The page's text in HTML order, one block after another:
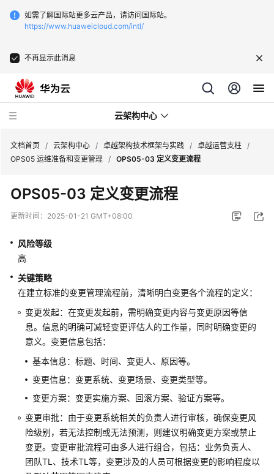
如需了解国际站更多云产品，请访问国际站。
https://www.huaweicloud.com/intl/
不再显示此消息
云架构中心
越
架
技
术
框
架
与
践
卓
越
架
技
术
框
架
介
文档首页 / 云架构中心 / 卓越架构技术框架与实践 / 卓越运营支柱 /
OPS05 运维准备和变更管理 / OPS05-03 定义变更流程
OPS05-03 定义变更流程
更新时间： 2025-01-21 GMT+08:00
风险等级
高
关键策略
在建立标准的变更管理流程前，清晰明白变更各个流程的定义：
变更发起：在变更发起前，需明确变更内容与变更原因等信
息。信息的明确可减轻变更评估人的工作量，同时明确变更的
意义。变更信息包括：
基本信息：标题、时间、变更人、原因等。
变更信息：变更系统、变更场景、变更类型等。
变更方案：变更实施方案、回滚方案、验证方案等。
变更审批：由于变更系统相关的负责人进行审核，确保变更风
险级别，若无法控制或无法预测，则建议明确变更方案或禁止
变更。变更审批流程可由多人进行组合，包括：业务负责人、
团队TL、技术TL等，变更涉及的人员可根据变更的影响程度以